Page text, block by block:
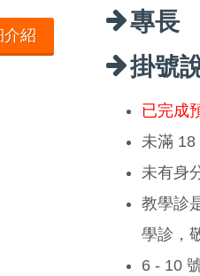
介紹
專長
掛號
已完成
未滿 18
未有身
教學診
學診，
6 - 10